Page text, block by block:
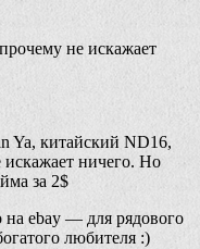
не искажает
Ya, китайский ND16,
ничего. Но
за 2$
ebay — для рядового
любителя :)